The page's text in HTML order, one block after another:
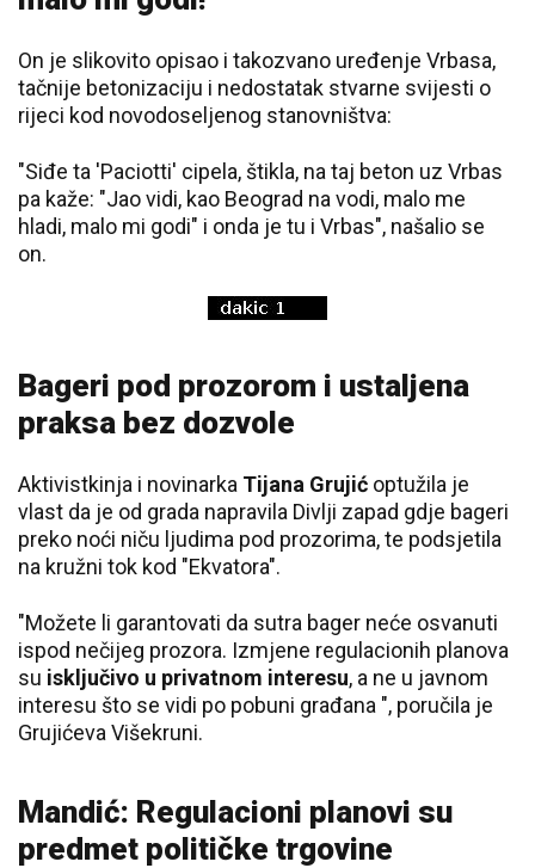
On je slikovito opisao i takozvano uređenje Vrbasa,
tačnije betonizaciju i nedostatak stvarne svijesti o
rijeci kod novodoseljenog stanovništva:
"Siđe ta 'Paciotti' cipela, štikla, na taj beton uz Vrbas
pa kaže: "Jao vidi, kao Beograd na vodi, malo me
hladi, malo mi godi" i onda je tu i Vrbas", našalio se
on.
Bageri pod prozorom i ustaljena
praksa bez dozvole
Aktivistkinja i novinarka Tijana Grujić optužila je
vlast da je od grada napravila Divlji zapad gdje bageri
preko noći niču ljudima pod prozorima, te podsjetila
na kružni tok kod "Ekvatora".
"Možete li garantovati da sutra bager neće osvanuti
ispod nečijeg prozora. Izmjene regulacionih planova
su isključivo u privatnom interesu, a ne u javnom
interesu što se vidi po pobuni građana ", poručila je
Grujićeva Višekruni.
Mandić: Regulacioni planovi su
predmet političke trgovine